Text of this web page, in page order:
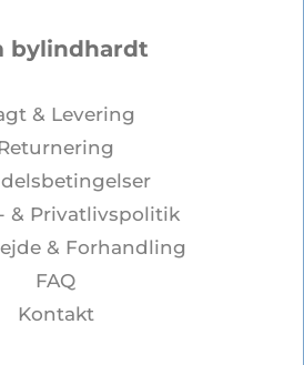
bylindhardt
& Levering
& Privatlivspolitik
& Forhandling
FAQ
Kontakt